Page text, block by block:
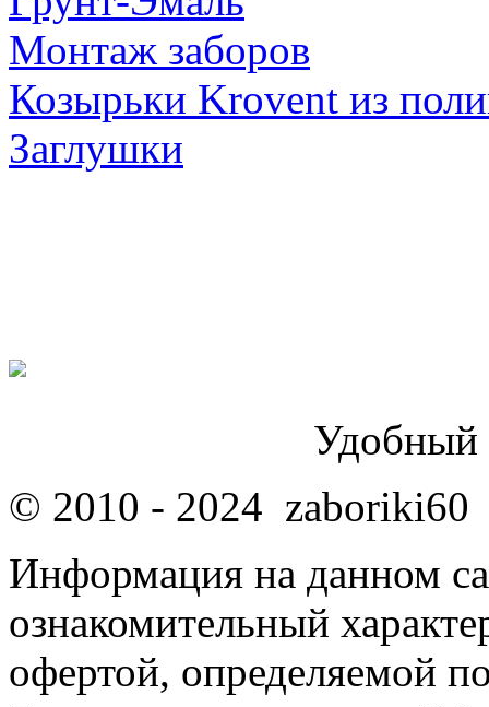
Монтаж заборов
Козырьки Krovent из
Заглушки
Удобный
© 2010 - 2024 zaboriki60
Информация на данном
ознакомительный
офертой, определяемой